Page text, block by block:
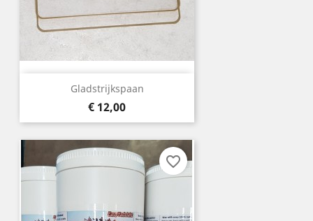
Gladstrijkspaan
Prijs
€ 12,00
favorite_border